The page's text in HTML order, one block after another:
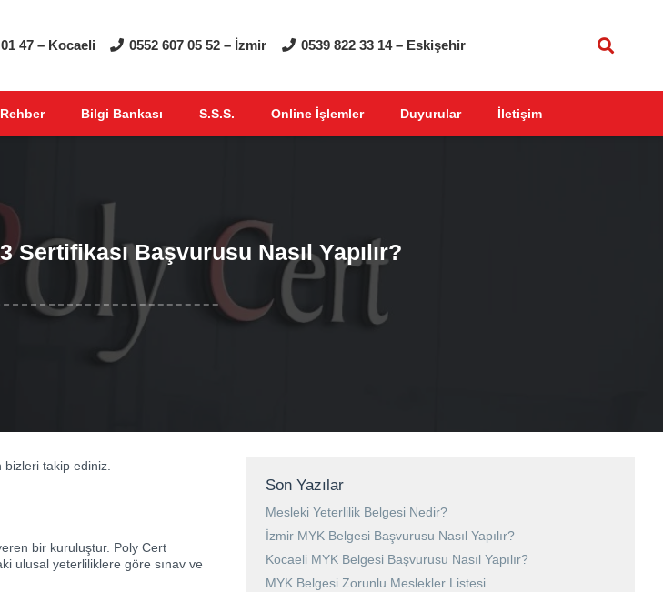
47 – Kocaeli 0552 607 05 52 – İzmir 0539 822 33 14 – Eskişehir
Bilgi Bankası S.S.S. Online İşlemler Duyurular İletişim
Sertifikası Başvurusu Nasıl Yapılır?
bizleri takip ediniz.
bir kuruluştur. Poly Cert
ulusal yeterliliklere göre sınav ve
Son Yazılar
Mesleki Yeterlilik Belgesi Nedir?
İzmir MYK Belgesi Başvurusu Nasıl Yapılır?
Kocaeli MYK Belgesi Başvurusu Nasıl Yapılır?
MYK Belgesi Zorunlu Meslekler Listesi